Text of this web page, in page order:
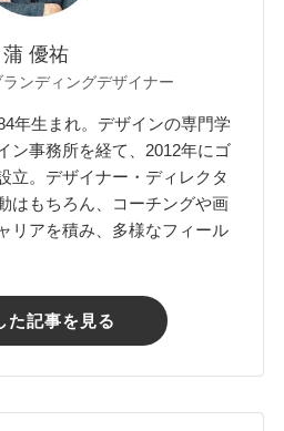
蒲 優祐
ンディングデザイナー
年生まれ。デザインの専門学
ン事務所を経て、2012年にゴ
立。デザイナー・ディレクタ
はもちろん、コーチングや画
リアを積み、多様なフィール
た記事を見る